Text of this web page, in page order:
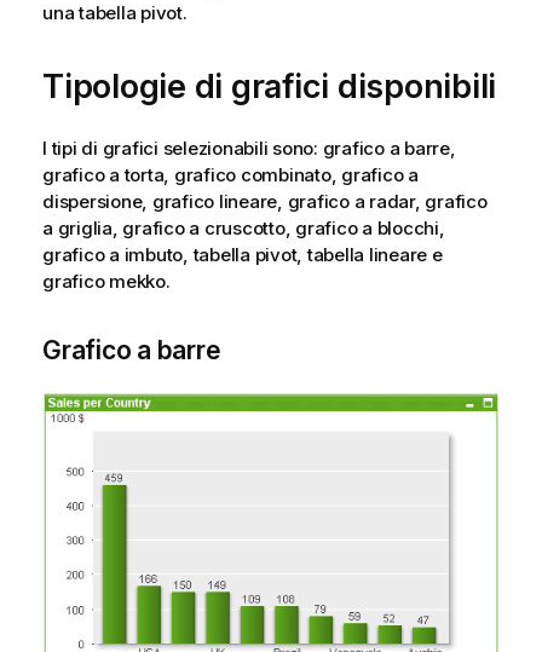
una tabella pivot.
Tipologie di grafici disponibili
I tipi di grafici selezionabili sono: grafico a barre,
grafico a torta, grafico combinato, grafico a
dispersione, grafico lineare, grafico a radar, grafico
a griglia, grafico a cruscotto, grafico a blocchi,
grafico a imbuto, tabella pivot, tabella lineare e
grafico mekko.
Grafico a barre